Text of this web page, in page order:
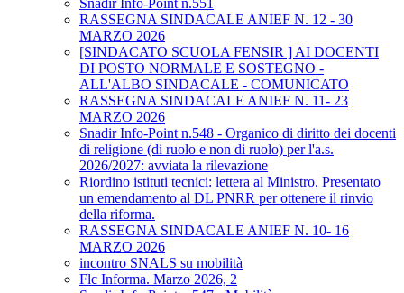
Snadir Info-Point n.551
RASSEGNA SINDACALE ANIEF N. 12 - 30
MARZO 2026
[SINDACATO SCUOLA FENSIR ] AI DOCENTI
DI POSTO NORMALE E SOSTEGNO -
ALL'ALBO SINDACALE - COMUNICATO
RASSEGNA SINDACALE ANIEF N. 11- 23
MARZO 2026
Snadir Info-Point n.548 - Organico di diritto dei docenti
di religione (di ruolo e non di ruolo) per l'a.s.
2026/2027: avviata la rilevazione
Riordino istituti tecnici: lettera al Ministro. Presentato
un emendamento al DL PNRR per ottenere il rinvio
della riforma.
RASSEGNA SINDACALE ANIEF N. 10- 16
MARZO 2026
incontro SNALS su mobilità
Flc Informa. Marzo 2026, 2